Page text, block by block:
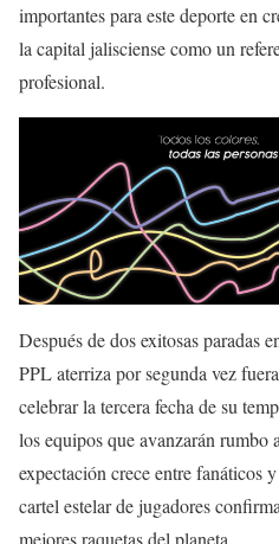
importantes para este deporte en
la capital jalisciense como un
profesional.
Después de dos exitosas paradas
PPL aterriza por segunda vez
celebrar la tercera fecha de su
los equipos que avanzarán rumbo
expectación crece entre fanáticos
cartel estelar de jugadores
mejores raquetas del planeta.